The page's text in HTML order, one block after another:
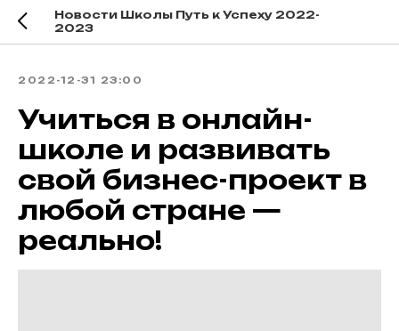
Новости Школы Путь к Успеху 2022-
2023
2022-12-31 23:00
Учиться в онлайн-
школе и развивать
свой бизнес-проект в
любой стране —
реально!